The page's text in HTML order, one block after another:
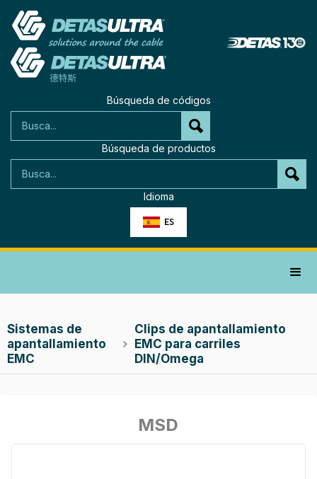
Búsqueda de códigos
Búsqueda de productos
Idioma
ES
Sistemas de
apantallamiento
EMC

Clips de apantallamiento
EMC para carriles
DIN/Omega
MSD